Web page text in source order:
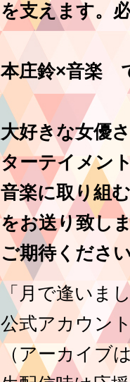
を支えます。
本庄鈴×音楽
大好きな女優
ターテイメン
音楽に取り組
をお送り致し
ご期待くださ
「月で逢いま
公式アカウン
（アーカイブ